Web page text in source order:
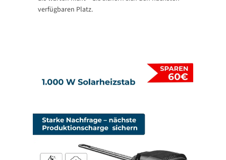
verfügbaren Platz.